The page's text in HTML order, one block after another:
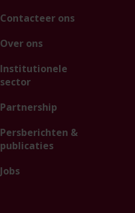
Contacteer ons
Over ons
Institutionele
sector
Partnership
Persberichten &
publicaties
Jobs